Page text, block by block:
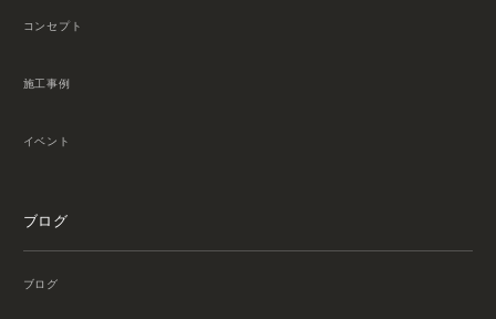
コンセプト
施工事例
イベント
ブログ
ブログ